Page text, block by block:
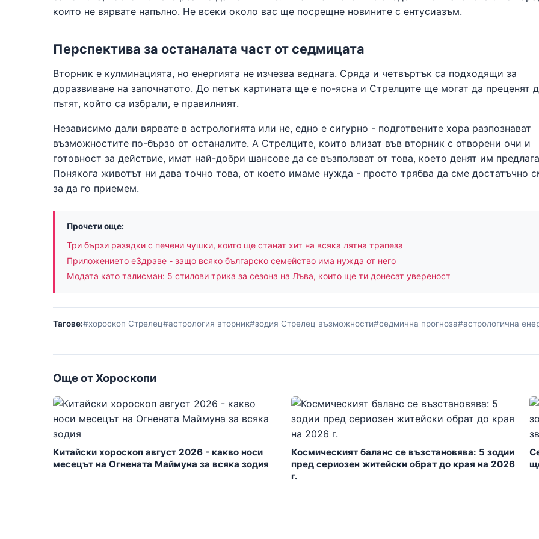
които не вярвате напълно. Не всеки около вас ще посрещне новините с ентусиазъм.
Перспектива за останалата част от седмицата
Вторник е кулминацията, но енергията не изчезва веднага. Сряда и четвъртък са подходящи за
доразвиване на започнатото. До петък картината ще е по-ясна и Стрелците ще могат да преценят
пътят, който са избрали, е правилният.
Независимо дали вярвате в астрологията или не, едно е сигурно - подготвените хора разпознават
възможностите по-бързо от останалите. А Стрелците, които влизат във вторник с отворени очи и
готовност за действие, имат най-добри шансове да се възползват от това, което денят им
Понякога животът ни дава точно това, от което имаме нужда - просто трябва да сме достатъчно
за да го приемем.
Прочети още:
Три бързи разядки с печени чушки, които ще станат хит на всяка лятна трапеза
Приложението еЗдраве - защо всяко българско семейство има нужда от него
Модата като талисман: 5 стилови трика за сезона на Лъва, които ще ти донесат увереност
Тагове:#хороскоп Стрелец#астрология вторник#зодия Стрелец възможности#седмична прогноза#астрологична
Още от Хороскопи
Китайски хороскоп август 2026 - какво носи
месецът на Огнената Маймуна за всяка зодия
Космическият баланс се възстановява: 5 зодии
пред сериозен житейски обрат до края на 2026
г.